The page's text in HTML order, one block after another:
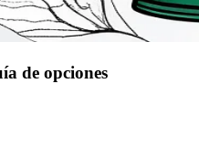
de opciones